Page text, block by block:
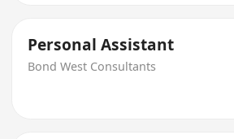
Personal Assistant
Bond West Consultants